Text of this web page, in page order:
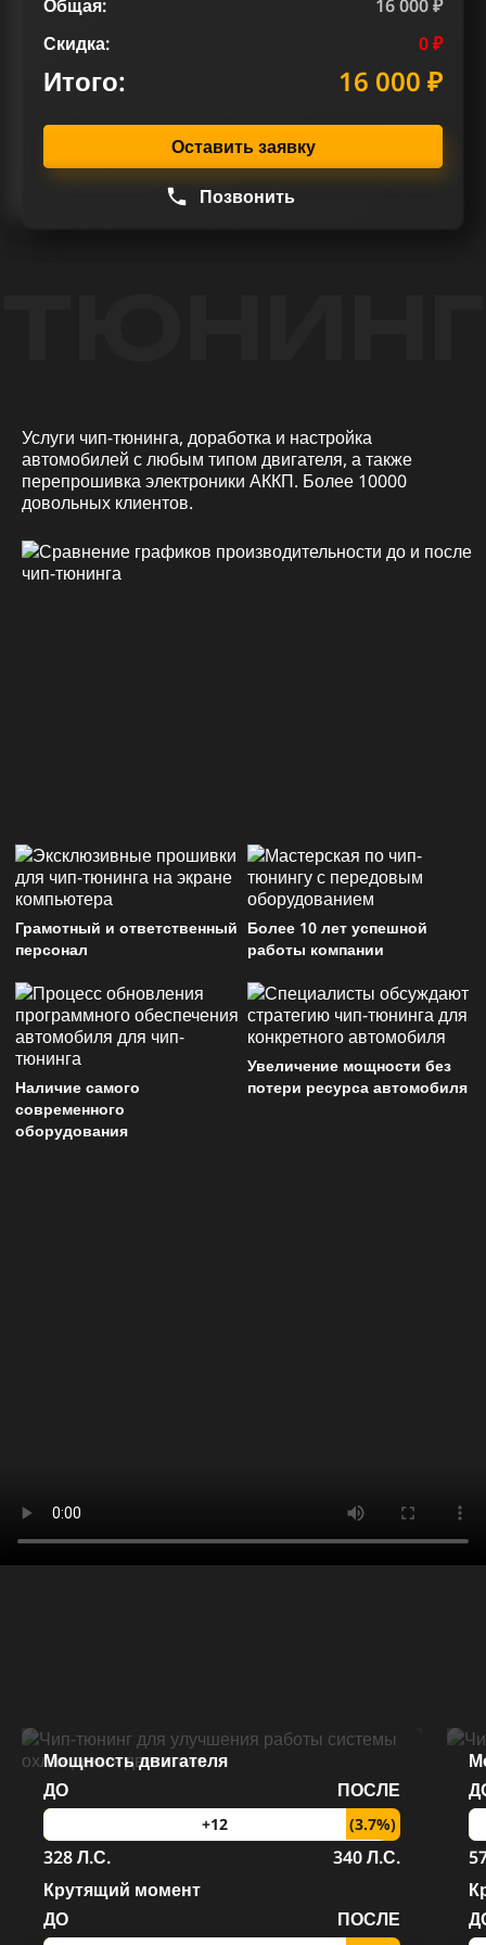
Общая:
16 000 ₽
Скидка:
0 ₽
Итого: 16 000 ₽
Оставить заявку
Позвонить
Услуги чип-тюнинга, доработка и настройка
автомобилей с любым типом двигателя, а также
перепрошивка электроники АККП. Более 10000
довольных клиентов.
Грамотный и ответственный
персонал
Более 10 лет успешной
работы компании
Наличие самого
современного
оборудования
Увеличение мощности без
потери ресурса автомобиля
Мощность двигателя
ДО
ПОСЛЕ
+12 (3.7%)
328 Л.С.
340 Л.С.
Крутящий момент
ДО
ПОСЛЕ